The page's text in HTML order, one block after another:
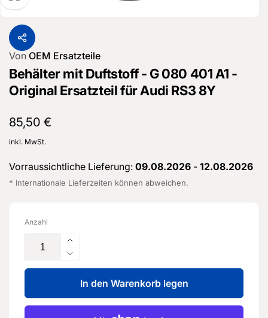
Von OEM Ersatzteile
Behälter mit Duftstoff - G 080 401 A1 -
Original Ersatzteil für Audi RS3 8Y
Normaler
Preis
85,50 €
inkl. MwSt.
Vorraussichtliche Lieferung: 09.08.2026 - 12.08.2026
* Internationale Lieferzeiten können abweichen.
Anzahl
Erhöhe
die
Menge
für
Behälter
mit
Verringere
die
Menge
für
Behälter
In den Warenkorb legen